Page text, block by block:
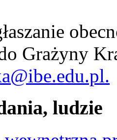
Grażyny
ludzie